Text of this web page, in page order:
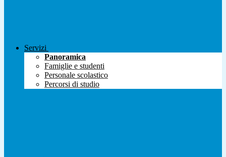
Servizi
Panoramica
Famiglie e studenti
Personale scolastico
Percorsi di studio